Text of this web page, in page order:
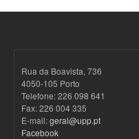
Rua da Boavista, 736
4050-105 Porto
Telefone: 226 098 641
Fax: 226 004 335
E-mail:geral@upp.pt
Facebook